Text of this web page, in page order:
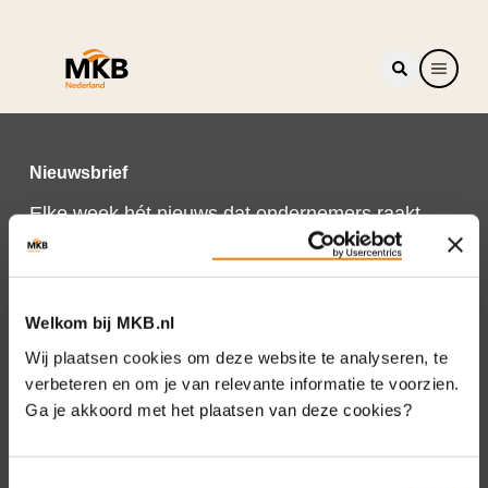
Welkom bij MKB.nl
Wij plaatsen cookies om deze website te analyseren, te
verbeteren en om je van relevante informatie te voorzien.
Ga je akkoord met het plaatsen van deze cookies?
Nieuwsbrief
Elke week hét nieuws dat ondernemers raakt.
Schrijf je nu in voor de MKB-Nederland
nieuwsbrief.
Schrijf je in
Direct naar
Over ons